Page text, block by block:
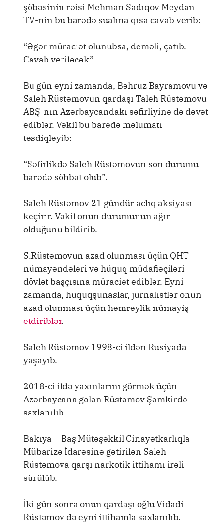
şöbəsinin rəisi Mehman Sadıqov Meydan
TV-nin bu barədə sualına qısa cavab verib:
“Əgər müraciət olunubsa, deməli, çatıb.
Cavab veriləcək”.
Bu gün eyni zamanda, Bəhruz Bayramovu və
Saleh Rüstəmovun qardaşı Taleh Rüstəmovu
ABŞ-nın Azərbaycandakı səfirliyinə də dəvət
ediblər. Vəkil bu barədə məlumatı
təsdiqləyib:
“Səfirlikdə Saleh Rüstəmovun son durumu
barədə söhbət olub”.
Saleh Rüstəmov 21 gündür aclıq aksiyası
keçirir. Vəkil onun durumunun ağır
olduğunu bildirib.
S.Rüstəmovun azad olunması üçün QHT
nümayəndələri və hüquq müdafiəçiləri
dövlət başçısına müraciət ediblər. Eyni
zamanda, hüquqşünaslar, jurnalistlər onun
azad olunması üçün həmrəylik nümayiş
etdiriblər.
Saleh Rüstəmov 1998-ci ildən Rusiyada
yaşayıb.
2018-ci ildə yaxınlarını görmək üçün
Azərbaycana gələn Rüstəmov Şəmkirdə
saxlanılıb.
Bakıya – Baş Mütəşəkkil Cinayətkarlıqla
Mübarizə İdarəsinə gətirilən Saleh
Rüstəmova qarşı narkotik ittihamı irəli
sürülüb.
İki gün sonra onun qardaşı oğlu Vidadi
Rüstəmov də eyni ittihamla saxlanılıb.